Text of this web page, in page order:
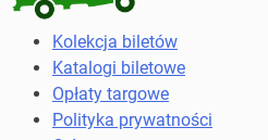
Kolekcja
biletów
komunikacji
miejskiej
Kolekcja biletów
Katalogi biletowe
Opłaty targowe
Polityka prywatności